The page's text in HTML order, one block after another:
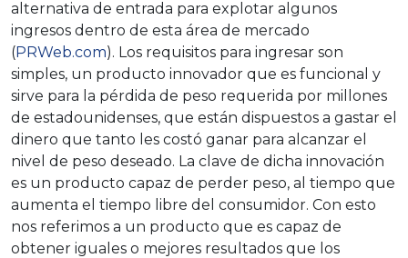
alternativa de entrada para explotar algunos
ingresos dentro de esta área de mercado
(PRWeb.com). Los requisitos para ingresar son
simples, un producto innovador que es funcional y
sirve para la pérdida de peso requerida por millones
de estadounidenses, que están dispuestos a gastar el
dinero que tanto les costó ganar para alcanzar el
nivel de peso deseado. La clave de dicha innovación
es un producto capaz de perder peso, al tiempo que
aumenta el tiempo libre del consumidor. Con esto
nos referimos a un producto que es capaz de
obtener iguales o mejores resultados que los